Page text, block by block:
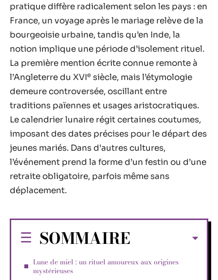
pratique diffère radicalement selon les pays : en
France, un voyage après le mariage relève de la
bourgeoisie urbaine, tandis qu’en Inde, la
notion implique une période d’isolement rituel.
La première mention écrite connue remonte à
l’Angleterre du XVIe siècle, mais l’étymologie
demeure controversée, oscillant entre
traditions païennes et usages aristocratiques.
Le calendrier lunaire régit certaines coutumes,
imposant des dates précises pour le départ des
jeunes mariés. Dans d’autres cultures,
l’événement prend la forme d’un festin ou d’une
retraite obligatoire, parfois même sans
déplacement.
SOMMAIRE
Lune de miel : un rituel amoureux aux origines
mystérieuses